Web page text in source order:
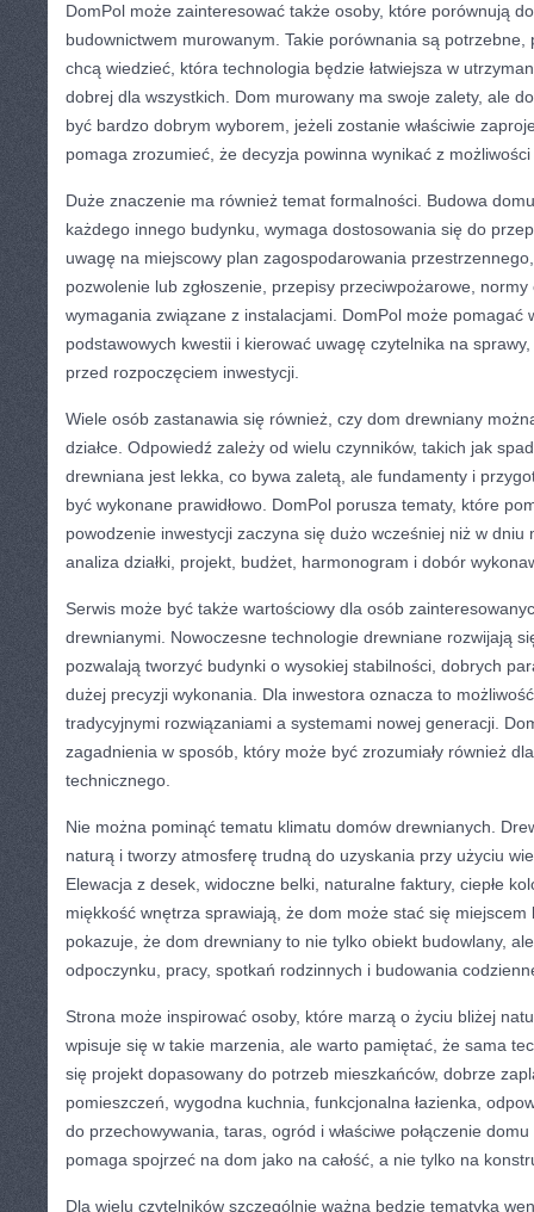
DomPol może zainteresować także osoby, które porównują
budownictwem murowanym. Takie porównania są potrzebne,
chcą wiedzieć, która technologia będzie łatwiejsza w
dobrej dla wszystkich. Dom murowany ma swoje zalety, ale
być bardzo dobrym wyborem, jeżeli zostanie właściwie
pomaga zrozumieć, że decyzja powinna wynikać z
Duże znaczenie ma również temat formalności. Budowa
każdego innego budynku, wymaga dostosowania się do
uwagę na miejscowy plan zagospodarowania
pozwolenie lub zgłoszenie, przepisy przeciwpożarowe,
wymagania związane z instalacjami. DomPol może pomagać
podstawowych kwestii i kierować uwagę czytelnika na
przed rozpoczęciem inwestycji.
Wiele osób zastanawia się również, czy dom drewniany
działce. Odpowiedź zależy od wielu czynników, takich jak
drewniana jest lekka, co bywa zaletą, ale fundamenty i
być wykonane prawidłowo. DomPol porusza tematy, które
powodzenie inwestycji zaczyna się dużo wcześniej niż w dniu
analiza działki, projekt, budżet, harmonogram i dobór
Serwis może być także wartościowy dla osób
drewnianymi. Nowoczesne technologie drewniane rozwijają
pozwalają tworzyć budynki o wysokiej stabilności, dobrych
dużej precyzji wykonania. Dla inwestora oznacza to
tradycyjnymi rozwiązaniami a systemami nowej generacji.
zagadnienia w sposób, który może być zrozumiały również
technicznego.
Nie można pominąć tematu klimatu domów drewnianych.
naturą i tworzy atmosferę trudną do uzyskania przy użyciu
Elewacja z desek, widoczne belki, naturalne faktury, ciepłe
miękkość wnętrza sprawiają, że dom może stać się
pokazuje, że dom drewniany to nie tylko obiekt budowlany,
odpoczynku, pracy, spotkań rodzinnych i budowania
Strona może inspirować osoby, które marzą o życiu bliżej
wpisuje się w takie marzenia, ale warto pamiętać, że sama
się projekt dopasowany do potrzeb mieszkańców, dobrze
pomieszczeń, wygodna kuchnia, funkcjonalna łazienka,
do przechowywania, taras, ogród i właściwe połączenie
pomaga spojrzeć na dom jako na całość, a nie tylko na
Dla wielu czytelników szczególnie ważna będzie tematyka